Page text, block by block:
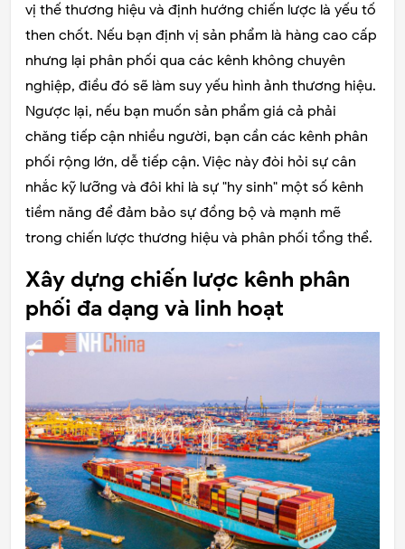
vị thế thương hiệu và định hướng chiến lược là yếu tố
then chốt. Nếu bạn định vị sản phẩm là hàng cao cấp
nhưng lại phân phối qua các kênh không chuyên
nghiệp, điều đó sẽ làm suy yếu hình ảnh thương hiệu.
Ngược lại, nếu bạn muốn sản phẩm giá cả phải
chăng tiếp cận nhiều người, bạn cần các kênh phân
phối rộng lớn, dễ tiếp cận. Việc này đòi hỏi sự cân
nhắc kỹ lưỡng và đôi khi là sự "hy sinh" một số kênh
tiềm năng để đảm bảo sự đồng bộ và mạnh mẽ
trong chiến lược thương hiệu và phân phối tổng thể.
Xây dựng chiến lược kênh phân
phối đa dạng và linh hoạt